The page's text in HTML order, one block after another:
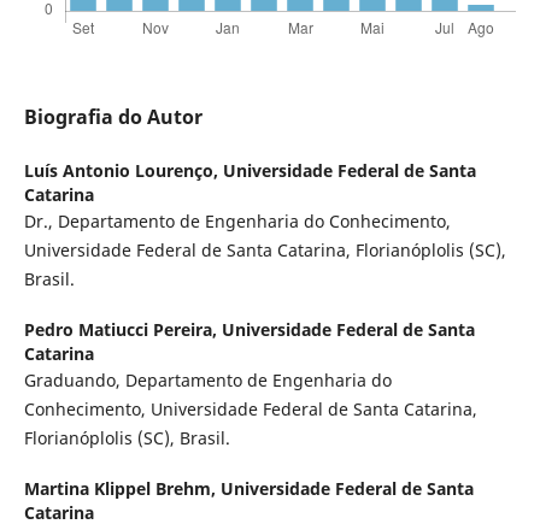
Biografia do Autor
Luís Antonio Lourenço, Universidade Federal de Santa
Catarina
Dr., Departamento de Engenharia do Conhecimento,
Universidade Federal de Santa Catarina, Florianóplolis (SC),
Brasil.
Pedro Matiucci Pereira, Universidade Federal de Santa
Catarina
Graduando, Departamento de Engenharia do
Conhecimento, Universidade Federal de Santa Catarina,
Florianóplolis (SC), Brasil.
Martina Klippel Brehm, Universidade Federal de Santa
Catarina